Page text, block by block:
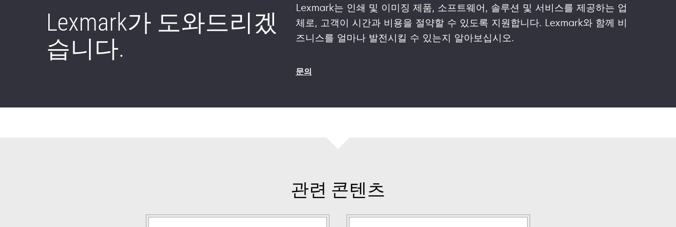
Lexmark가 도와드리겠
습니다.
Lexmark는 인쇄 및 이미징 제품, 소프트웨어, 솔루션 및 서비스를 제공하는 업
체로, 고객이 시간과 비용을 절약할 수 있도록 지원합니다. Lexmark와 함께 비
즈니스를 얼마나 발전시킬 수 있는지 알아보십시오.
문의
관련 콘텐츠